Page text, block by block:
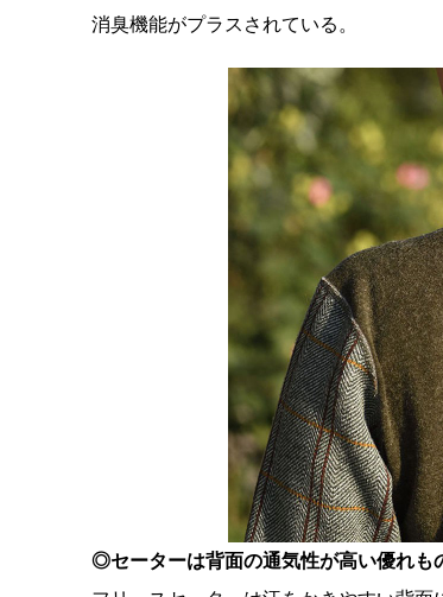
消臭機能がプラスされている。
◎セーターは背面の通気性が高い優れも